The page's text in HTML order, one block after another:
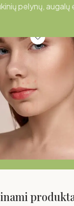
pelynų, augalų